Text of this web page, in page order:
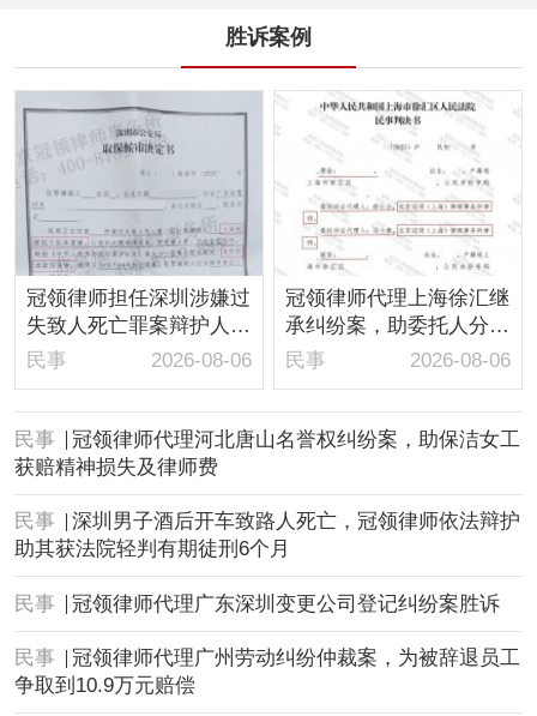
胜诉案例
冠领律师担任深圳涉嫌过
失致人死亡罪案辩护人，
依法辩护助嫌疑人取保候
民事 2026-08-06
冠领律师代理上海徐汇继
承纠纷案，助委托人分得
房屋1/10继承份额
民事 2026-08-06
民事
冠领律师代理河北唐山名誉权纠纷案，助保洁女工
获赔精神损失及律师费
民事
深圳男子酒后开车致路人死亡，冠领律师依法辩护
助其获法院轻判有期徒刑6个月
民事 冠领律师代理广东深圳变更公司登记纠纷案胜诉
民事
冠领律师代理广州劳动纠纷仲裁案，为被辞退员工
争取到10.9万元赔偿